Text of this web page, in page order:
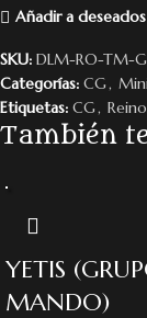
Añadir a deseados
SKU: DLM-RO-TM-
Categorías: CG,
Etiquetas: CG,
También
YETIS
MANDO)